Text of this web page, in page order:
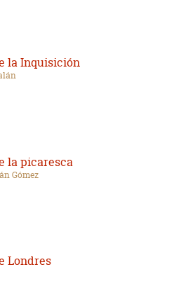
la Inquisición
la picaresca
Gómez
Londres